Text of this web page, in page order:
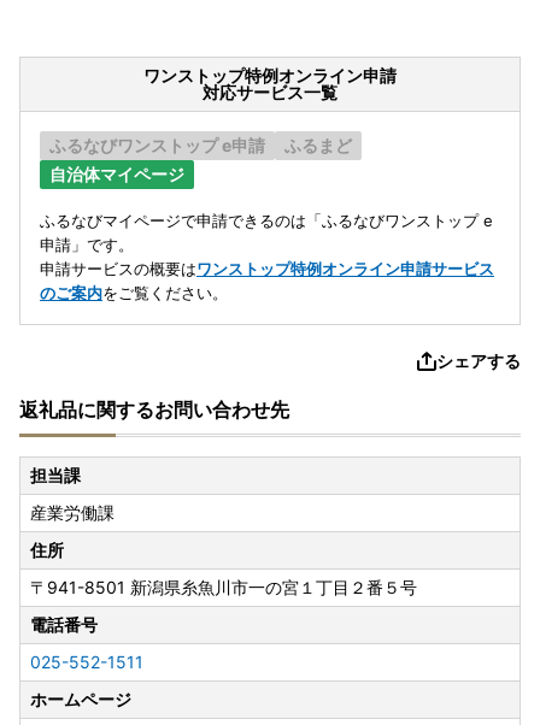
ワンストップ特例オンライン申請
対応サービス一覧
ふるなびワンストップ e申請
ふるまど
自治体マイページ
ふるなびマイページで申請できるのは「ふるなびワンストップ e
申請」です。
申請サービスの概要はワンストップ特例オンライン申請サービス
のご案内をご覧ください。
シェアする
返礼品に関するお問い合わせ先
担当課
産業労働課
住所
〒941-8501 新潟県糸魚川市一の宮１丁目２番５号
電話番号
025-552-1511
ホームページ